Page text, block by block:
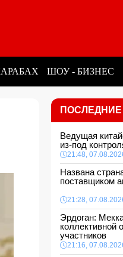
ШОУ - БИЗНЕС
Ведущая
из-под
21:48,
Названа
поставщиком
21:28,
Эрдоган:
коллективной
участников
21:16,